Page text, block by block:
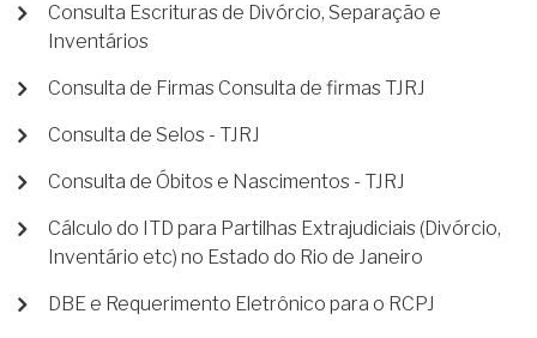
Consulta Escrituras de Divórcio, Separação e
Inventários
Consulta de Firmas Consulta de firmas TJRJ
Consulta de Selos - TJRJ
Consulta de Óbitos e Nascimentos - TJRJ
Cálculo do ITD para Partilhas Extrajudiciais (Divórcio,
Inventário etc) no Estado do Rio de Janeiro
DBE e Requerimento Eletrônico para o RCPJ